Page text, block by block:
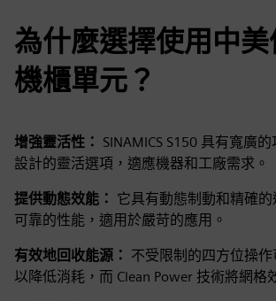
為什麼選擇使用中
機櫃單元？
增強靈活性： SINAMICS S150 具有寬廣
設計的靈活選項，適應機器和工廠需求。
提供動態效能： 它具有動態制動和精確
可靠的性能，適用於嚴苛的應用。
有效地回收能源： 不受限制的四方位操
以降低消耗，而 Clean Power 技術將網格